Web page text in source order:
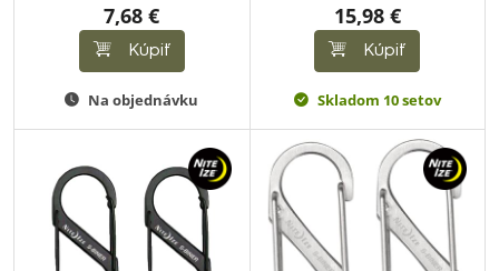
7,68 €
Kúpiť
Na objednávku
15,98 €
Kúpiť
Skladom 10 setov